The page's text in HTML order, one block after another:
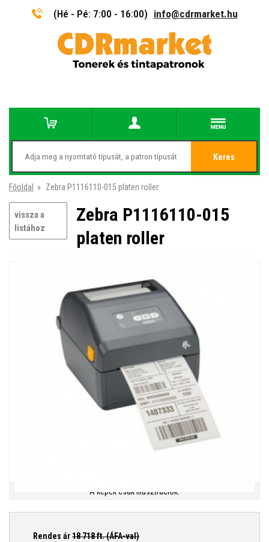
(Hé - Pé: 7:00 - 16:00) info@cdrmarket.hu
Keres
Főoldal » Zebra P1116110-015 platen roller
vissza a
listához
Zebra P1116110-015
platen roller
A képek csak illusztrációk.
Rendes ár18 718ft. (ÁFA-val)